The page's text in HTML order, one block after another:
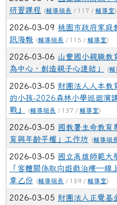
(輔導組長/ 115 /輔導室)
2026-03-06山豐國小親職教
為中心，創造親子心連結」 (輔
2026-03-05財團法人人本教
的小孩-2026森林小學巡迴演
戰』 (輔導組長/ 137 /輔導室)
2026-03-05 國教署生命教育
育與年齡平權」工作坊 (輔導組
2026-03-05國立高雄師範大
「客體關係取向遊戲治療—線
章乙份 (輔導組長/ 139 /輔導室)
2026-03-05 財團法人正覺基
活動「生命的圓滿--尋覓教師
室)
2026-03-03 有關桃園市「心